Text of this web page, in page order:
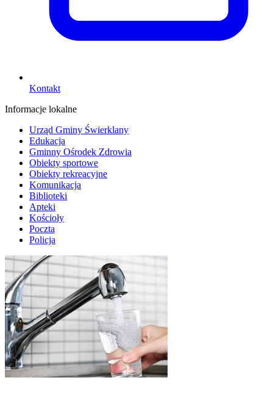
Kontakt
Informacje lokalne
Urząd Gminy Świerklany
Edukacja
Gminny Ośrodek Zdrowia
Obiekty sportowe
Obiekty rekreacyjne
Komunikacja
Biblioteki
Apteki
Kościoły
Poczta
Policja